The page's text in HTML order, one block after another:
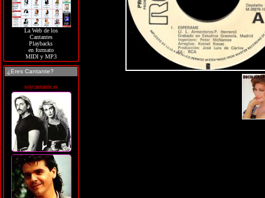
La Web de los
Cantantes
Playbacks
en formato
MIDI y MP3
¿Eres Cantante?
soycantante.es